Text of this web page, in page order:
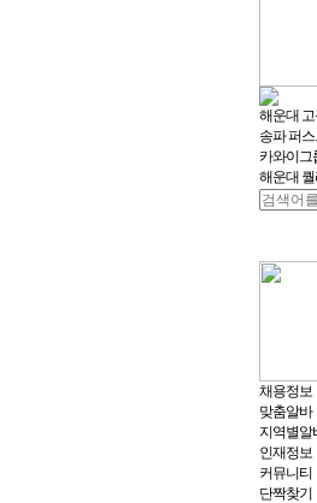
해운대
송파 퍼
카와이그
해운대
채용정보
맞춤알바
지역별알
인재정보
커뮤니티
단짝찾기